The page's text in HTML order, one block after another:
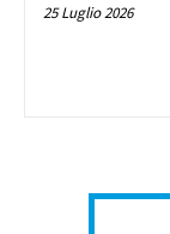
25 Luglio 2026